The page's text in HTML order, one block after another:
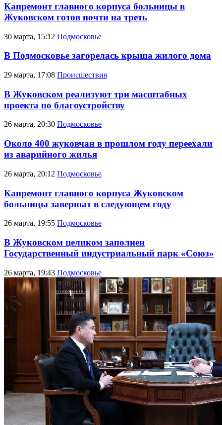
Капремонт главного корпуса больницы в
Жуковском готов почти на треть
30 марта, 15:12 Подмосковье
В Подмосковье загорелась крыша жилого дома
29 марта, 17:08 Происшествия
В Жуковском реализуют три масштабных
проекта по благоустройству
26 марта, 20:30 Подмосковье
Около 400 жуковчан в прошлом году переехали
из аварийного жилья
26 марта, 20:12 Подмосковье
Капремонт главного корпуса Жуковском
больницы завершат в следующем году
26 марта, 19:55 Подмосковье
В Жуковском целиком заполнен
Государственный индустриальный парк «Союз»
26 марта, 19:43 Подмосковье